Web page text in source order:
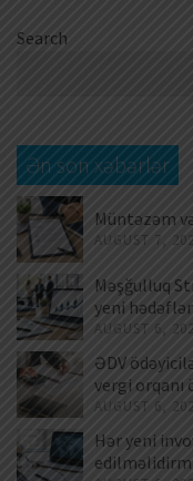
Search
Ən son xəbərlər
Müntəzəm
AUGUST 7,
Məşğulluq
yeni hədəflər
AUGUST 6,
ƏDV
vergi orqanı
AUGUST 6,
Hər yeni